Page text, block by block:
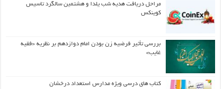
مراحل دریافت هدیه شب یلدا و هشتمین سالگرد تاسیس
کوینکس
بررسی تأثیر فرضیه زن بودن امام دوازدهم بر نظریه «فقیه
غایب»
کتاب های درسی ویژه مدارس استعداد درخشان